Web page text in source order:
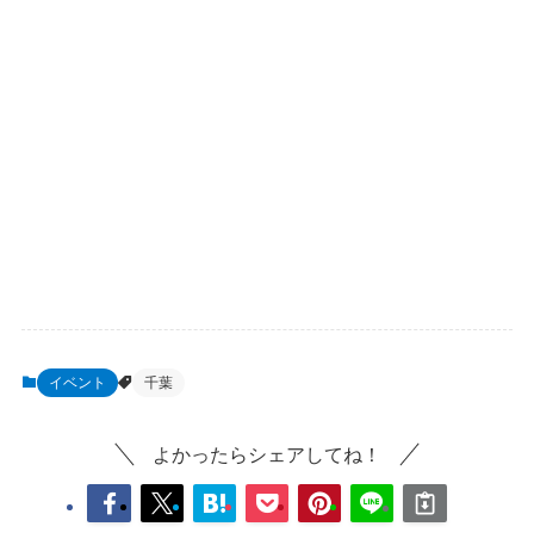
イベント 千葉
よかったらシェアしてね！